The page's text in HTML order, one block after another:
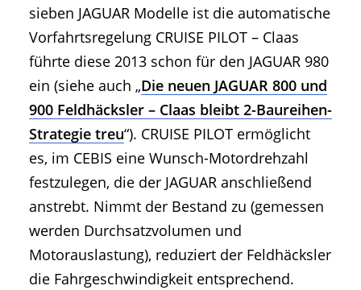
sieben JAGUAR Modelle ist die automatische
Vorfahrtsregelung CRUISE PILOT – Claas
führte diese 2013 schon für den JAGUAR 980
ein (siehe auch „Die neuen JAGUAR 800 und
900 Feldhäcksler – Claas bleibt 2-Baureihen-
Strategie treu“). CRUISE PILOT ermöglicht
es, im CEBIS eine Wunsch-Motordrehzahl
festzulegen, die der JAGUAR anschließend
anstrebt. Nimmt der Bestand zu (gemessen
werden Durchsatzvolumen und
Motorauslastung), reduziert der Feldhäcksler
die Fahrgeschwindigkeit entsprechend.